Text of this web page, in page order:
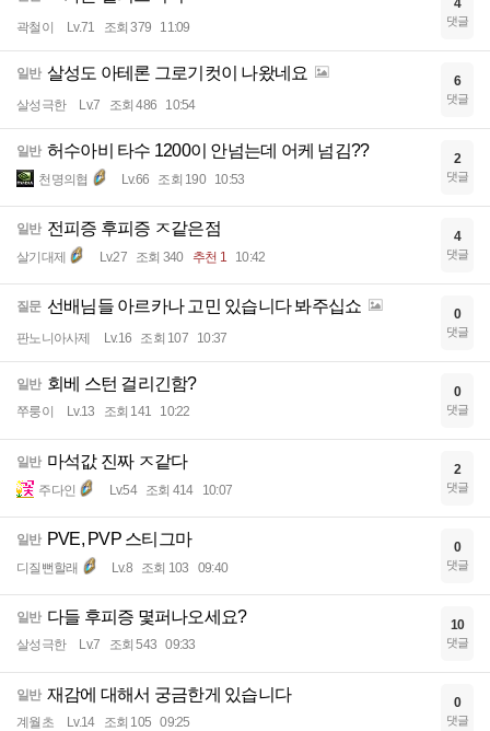
곽철이 Lv.71 조회 379 11:09
4
댓글
일반 살성도 아테론 그로기컷이 나왔네요
살성극한 Lv.7 조회 486 10:54
6
댓글
일반 허수아비 타수 1200이 안넘는데 어케 넘김??
천명의협 Lv.66 조회 190 10:53
2
댓글
일반 전피증 후피증 ㅈ같은점
살기대제 Lv.27 조회 340 추천 1 10:42
4
댓글
질문 선배님들 아르카나 고민 있습니다 봐주십쇼
판노니아사제 Lv.16 조회 107 10:37
0
댓글
일반 회베 스턴 걸리긴함?
쭈룽이 Lv.13 조회 141 10:22
0
댓글
일반 마석값 진짜 ㅈ같다
주다인 Lv.54 조회 414 10:07
2
댓글
일반 PVE, PVP 스티그마
디질뻔할래 Lv.8 조회 103 09:40
0
댓글
일반 다들 후피증 몇퍼나오세요?
살성극한 Lv.7 조회 543 09:33
10
댓글
일반 재감에 대해서 궁금한게 있습니다
계월초 Lv.14 조회 105 09:25
0
댓글